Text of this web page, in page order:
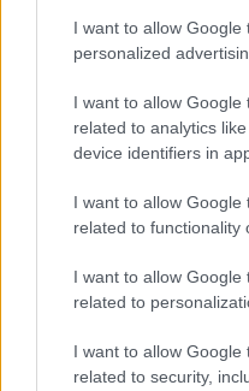
I want to allow Google
personalized
I want to allow Google
related to analytics
device identifiers in
I want to allow Google
related to functionality
I want to allow Google
related to
I want to allow Google
related to security,
Miért zár be
legjobb